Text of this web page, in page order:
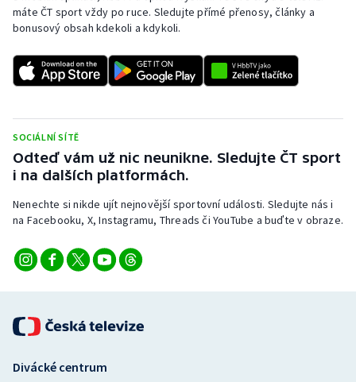
máte ČT sport vždy po ruce. Sledujte přímé přenosy, články a
bonusový obsah kdekoli a kdykoli.
SOCIÁLNÍ SÍTĚ
Odteď vám už nic neunikne. Sledujte ČT sport
i na dalších platformách.
Nenechte si nikde ujít nejnovější sportovní události. Sledujte nás i
na Facebooku, X, Instagramu, Threads či YouTube a buďte v obraze.
Divácké centrum